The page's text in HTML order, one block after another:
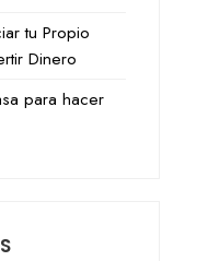
tu Propio
Dinero
para hacer